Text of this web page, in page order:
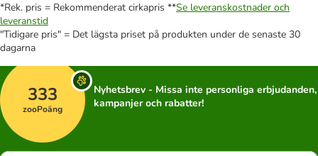
*Rek. pris = Rekommenderat cirkapris **Se leveranskostnader och
leveranstid
"Tidigare pris" = Det lägsta priset på produkten under de senaste 30
dagarna
333
zooPoäng
Nyhetsbrev - Missa inte personliga erbjudanden,
kampanjer och rabatter!